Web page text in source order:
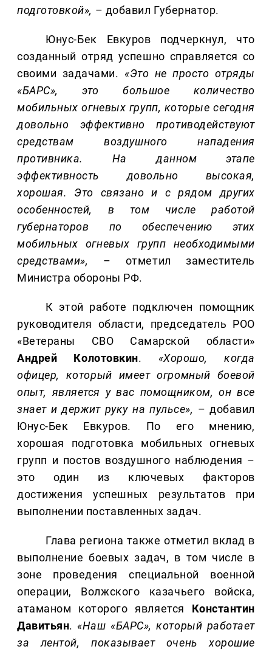
подготовкой», – добавил Губернатор.
Юнус-Бек Евкуров подчеркнул, что
созданный отряд успешно справляется со
своими задачами. «Это не просто отряды
«БАРС», это большое количество
мобильных огневых групп, которые сегодня
довольно эффективно противодействуют
средствам воздушного нападения
противника. На данном этапе
эффективность довольно высокая,
хорошая. Это связано и с рядом других
особенностей, в том числе работой
губернаторов по обеспечению этих
мобильных огневых групп необходимыми
средствами»,
– отметил заместитель
Министра обороны РФ.
К этой работе подключен помощник
руководителя области, председатель РОО
«Ветераны СВО Самарской области»
Андрей Колотовкин. «Хорошо, когда
офицер, который имеет огромный боевой
опыт, является у вас помощником, он все
знает и держит руку на пульсе», – добавил
Юнус-Бек Евкуров. По его мнению,
хорошая подготовка мобильных огневых
групп и постов воздушного наблюдения –
это один из ключевых факторов
достижения успешных результатов при
выполнении поставленных задач.
Глава региона также отметил вклад в
выполнение боевых задач, в том числе в
зоне проведения специальной военной
операции, Волжского казачьего войска,
атаманом которого является Константин
Давитьян.«Наш «БАРС», который работает
за лентой, показывает очень хорошие